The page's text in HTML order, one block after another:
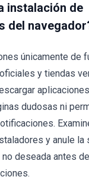
instalación de
del
únicamente de
y tiendas
dudosas ni
y anule la
deseada antes